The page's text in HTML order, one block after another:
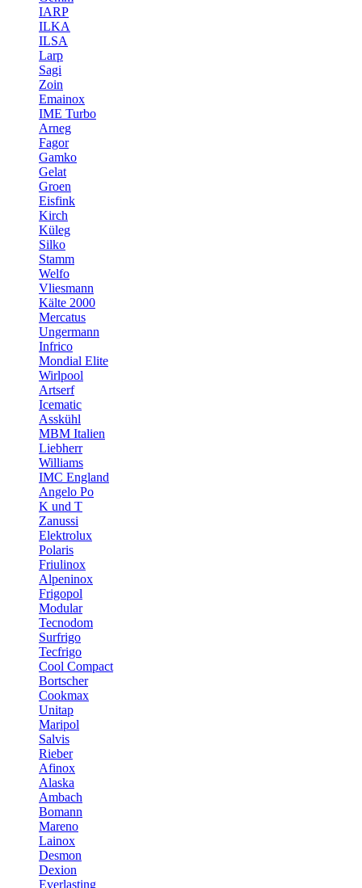
IARP
ILKA
ILSA
Larp
Sagi
Zoin
Emainox
IME Turbo
Arneg
Fagor
Gamko
Gelat
Groen
Eisfink
Kirch
Küleg
Silko
Stamm
Welfo
Vliesmann
Kälte 2000
Mercatus
Ungermann
Infrico
Mondial Elite
Wirlpool
Artserf
Icematic
Asskühl
MBM Italien
Liebherr
Williams
IMC England
Angelo Po
K und T
Zanussi
Elektrolux
Polaris
Friulinox
Alpeninox
Frigopol
Modular
Tecnodom
Surfrigo
Tecfrigo
Cool Compact
Bortscher
Cookmax
Unitap
Maripol
Salvis
Rieber
Afinox
Alaska
Ambach
Bomann
Mareno
Lainox
Desmon
Dexion
Everlasting